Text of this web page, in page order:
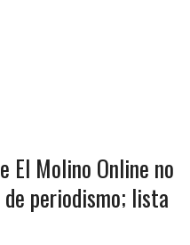
El Molino Online no
periodismo; lista